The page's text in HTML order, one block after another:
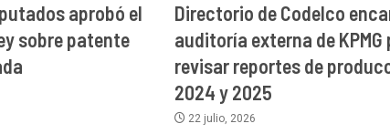
aprobó el
sobre patente
Directorio de Codelco
auditoría externa de KPMG
revisar reportes de
2024 y 2025
22 julio, 2026